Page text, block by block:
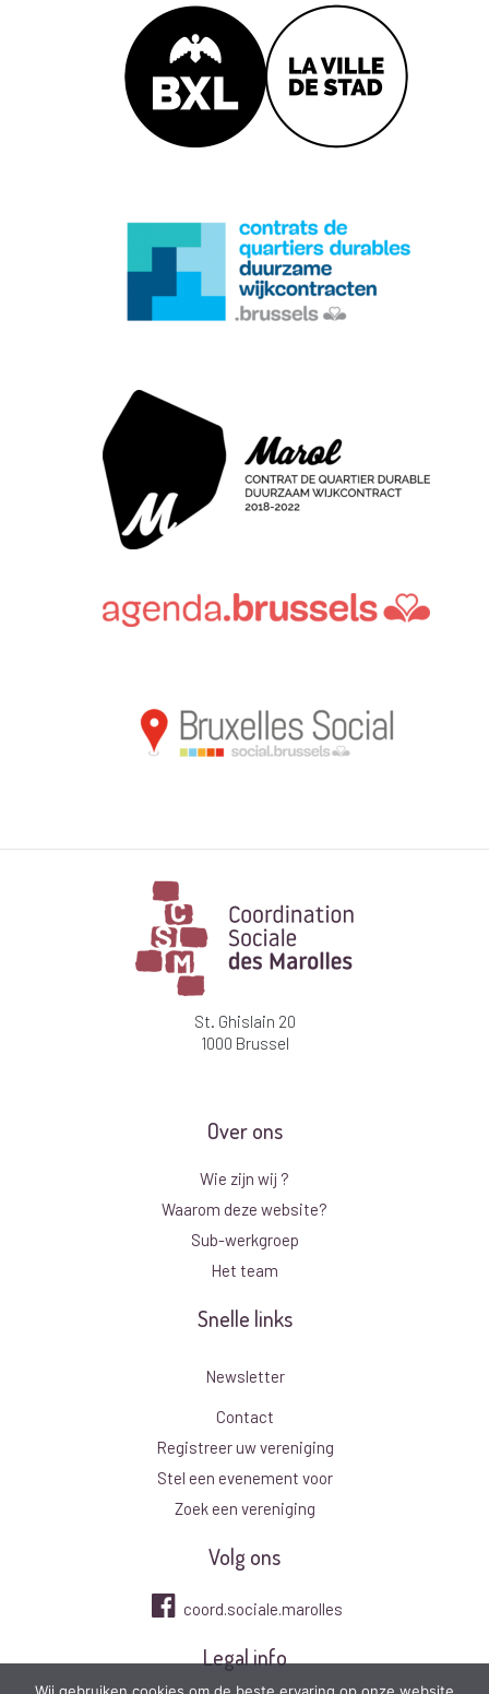
St. Ghislain 20
1000 Brussel
Over ons
Wie zijn wij ?
Waarom deze website?
Sub-werkgroep
Het team
Snelle links
Newsletter
Contact
Registreer uw vereniging
Stel een evenement voor
Zoek een vereniging
Volg ons
coord.sociale.marolles
Legal info